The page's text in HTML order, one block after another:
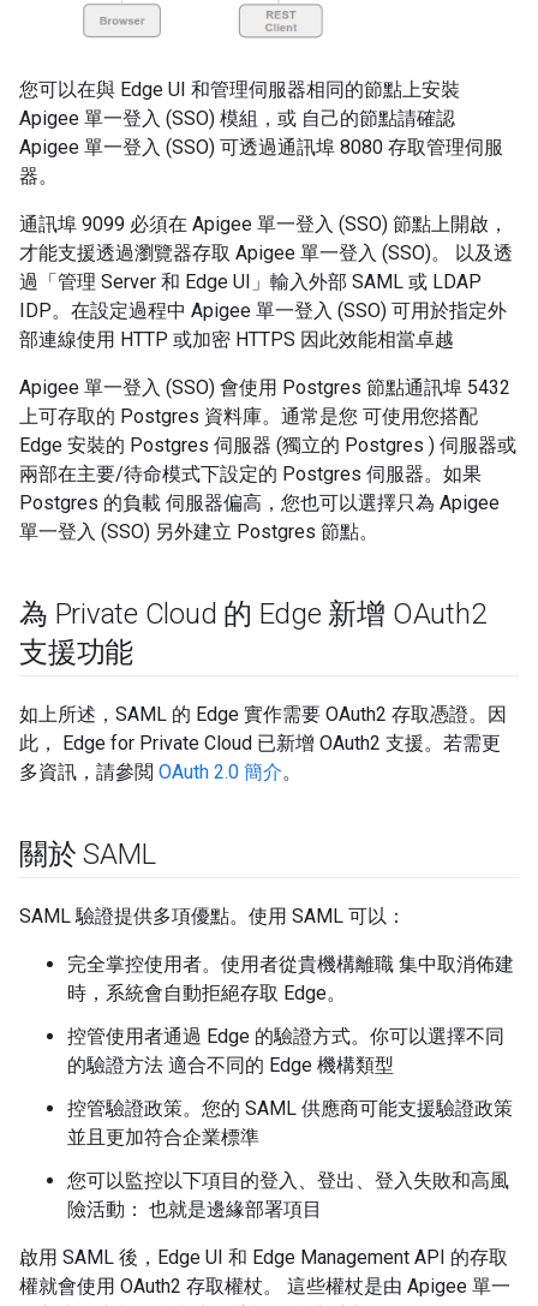
您可以在與 Edge UI 和管理伺服器相同的節點上安裝
Apigee 單一登入 (SSO) 模組，或 自己的節點請確認
Apigee 單一登入 (SSO) 可透過通訊埠 8080 存取管理伺服
器。
通訊埠 9099 必須在 Apigee 單一登入 (SSO) 節點上開啟，
才能支援透過瀏覽器存取 Apigee 單一登入 (SSO)。 以及透
過「管理 Server 和 Edge UI」輸入外部 SAML 或 LDAP
IDP。在設定過程中 Apigee 單一登入 (SSO) 可用於指定外
部連線使用 HTTP 或加密 HTTPS 因此效能相當卓越
Apigee 單一登入 (SSO) 會使用 Postgres 節點通訊埠 5432
上可存取的 Postgres 資料庫。通常是您 可使用您搭配
Edge 安裝的 Postgres 伺服器 (獨立的 Postgres ) 伺服器或
兩部在主要/待命模式下設定的 Postgres 伺服器。如果
Postgres 的負載 伺服器偏高，您也可以選擇只為 Apigee
單一登入 (SSO) 另外建立 Postgres 節點。
為 Private Cloud 的 Edge 新增 OAuth2
支援功能
如上所述，SAML 的 Edge 實作需要 OAuth2 存取憑證。因
此， Edge for Private Cloud 已新增 OAuth2 支援。若需更
多資訊，請參閲 OAuth 2.0 簡介。
關於 SAML
SAML 驗證提供多項優點。使用 SAML 可以：
完全掌控使用者。使用者從貴機構離職 集中取消佈建
時，系統會自動拒絕存取 Edge。
控管使用者通過 Edge 的驗證方式。你可以選擇不同
的驗證方法 適合不同的 Edge 機構類型
控管驗證政策。您的 SAML 供應商可能支援驗證政策
並且更加符合企業標準
您可以監控以下項目的登入、登出、登入失敗和高風
險活動： 也就是邊緣部署項目
啟用 SAML 後，Edge UI 和 Edge Management API 的存取
權就會使用 OAuth2 存取權杖。 這些權杖是由 Apigee 單一